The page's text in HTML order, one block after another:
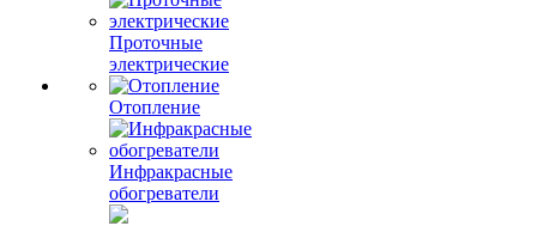
Проточные
электрические
Отопление
Инфракрасные
обогреватели